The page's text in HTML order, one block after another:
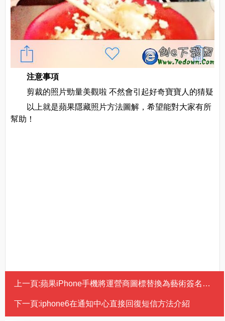
注意事項
剪裁的照片勁量美觀啦 不然會引起好奇寶寶人的猜疑
以上就是蘋果隱藏照片方法圖解，希望能對大家有所
幫助！
上一頁:蘋果iPhone手機將運營商圖標替換為藝術簽名文字教程圖解
下一頁:iphone6在通知中心直接回復短信方法介紹